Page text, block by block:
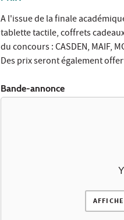
A l'issue de la finale
tablette tactile, coffrets
du concours : CASDEN, MAIF,
Des prix seront également
Bande-annonce